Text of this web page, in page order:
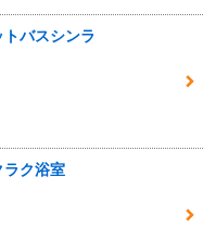
トバスシンラ
ラク浴室